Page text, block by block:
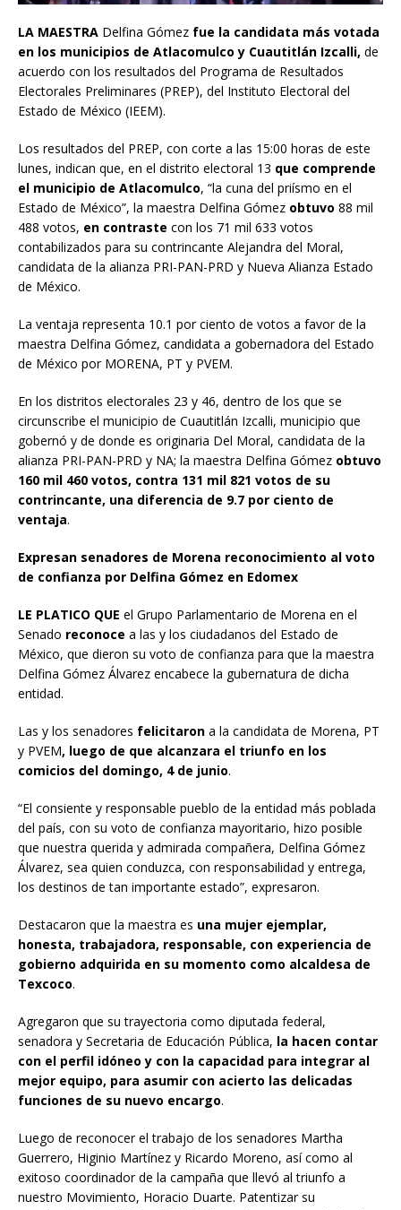
LA MAESTRA Delfina Gómez fue la candidata más votada
en los municipios de Atlacomulco y Cuautitlán Izcalli, de
acuerdo con los resultados del Programa de Resultados
Electorales Preliminares (PREP), del Instituto Electoral del
Estado de México (IEEM).
Los resultados del PREP, con corte a las 15:00 horas de este
lunes, indican que, en el distrito electoral 13 que comprende
el municipio de Atlacomulco, “la cuna del priísmo en el
Estado de México”, la maestra Delfina Gómez obtuvo 88 mil
488 votos, en contraste con los 71 mil 633 votos
contabilizados para su contrincante Alejandra del Moral,
candidata de la alianza PRI-PAN-PRD y Nueva Alianza Estado
de México.
La ventaja representa 10.1 por ciento de votos a favor de la
maestra Delfina Gómez, candidata a gobernadora del Estado
de México por MORENA, PT y PVEM.
En los distritos electorales 23 y 46, dentro de los que se
circunscribe el municipio de Cuautitlán Izcalli, municipio que
gobernó y de donde es originaria Del Moral, candidata de la
alianza PRI-PAN-PRD y NA; la maestra Delfina Gómez obtuvo
160 mil 460 votos, contra 131 mil 821 votos de su
contrincante, una diferencia de 9.7 por ciento de
ventaja.
Expresan senadores de Morena reconocimiento al voto
de confianza por Delfina Gómez en Edomex
LE PLATICO QUE el Grupo Parlamentario de Morena en el
Senado reconoce a las y los ciudadanos del Estado de
México, que dieron su voto de confianza para que la maestra
Delfina Gómez Álvarez encabece la gubernatura de dicha
entidad.
Las y los senadores felicitaron a la candidata de Morena, PT
y PVEM, luego de que alcanzara el triunfo en los
comicios del domingo, 4 de junio.
“El consiente y responsable pueblo de la entidad más poblada
del país, con su voto de confianza mayoritario, hizo posible
que nuestra querida y admirada compañera, Delfina Gómez
Álvarez, sea quien conduzca, con responsabilidad y entrega,
los destinos de tan importante estado”, expresaron.
Destacaron que la maestra es una mujer ejemplar,
honesta, trabajadora, responsable, con experiencia de
gobierno adquirida en su momento como alcaldesa de
Texcoco.
Agregaron que su trayectoria como diputada federal,
senadora y Secretaria de Educación Pública, la hacen contar
con el perfil idóneo y con la capacidad para integrar al
mejor equipo, para asumir con acierto las delicadas
funciones de su nuevo encargo.
Luego de reconocer el trabajo de los senadores Martha
Guerrero, Higinio Martínez y Ricardo Moreno, así como al
exitoso coordinador de la campaña que llevó al triunfo a
nuestro Movimiento, Horacio Duarte. Patentizar su